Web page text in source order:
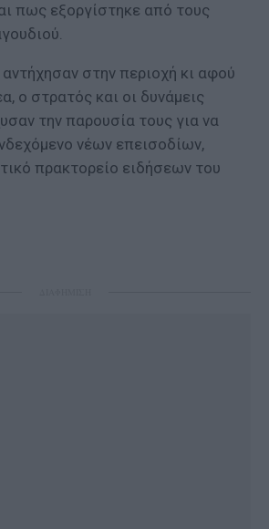
πως εξοργίστηκε από τους
στην περιοχή κι αφού
ο στρατός και οι δυνάμεις
την παρουσία τους για να
νέων επεισοδίων,
πρακτορείο ειδήσεων του